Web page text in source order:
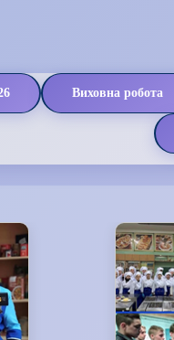
Виховна робота